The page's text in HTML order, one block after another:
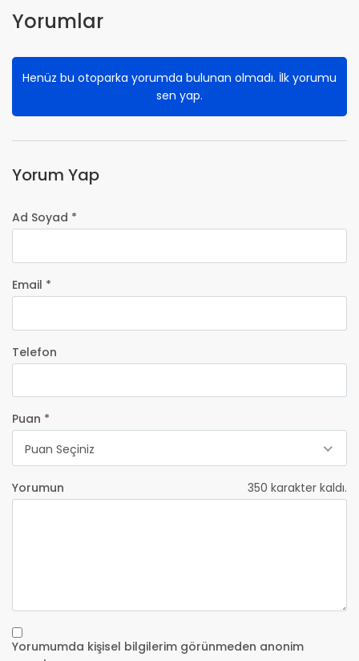
Yorumlar
Henüz bu otoparka yorumda bulunan olmadı. İlk yorumu
sen yap.
Yorum Yap
Ad Soyad *
Email *
Telefon
Puan *
Puan Seçiniz
Yorumun 350 karakter kaldı.
Yorumumda kişisel bilgilerim görünmeden anonim